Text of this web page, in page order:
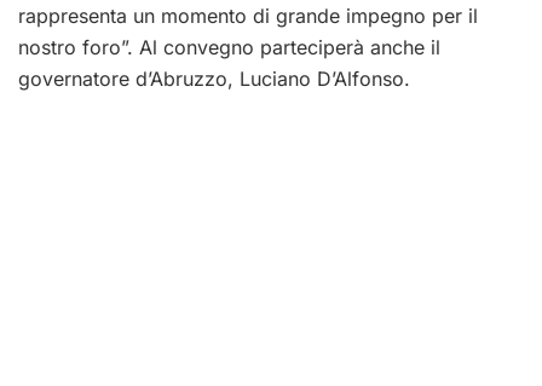
rappresenta un momento di grande impegno per il
nostro foro”. Al convegno parteciperà anche il
governatore d’Abruzzo, Luciano D’Alfonso.